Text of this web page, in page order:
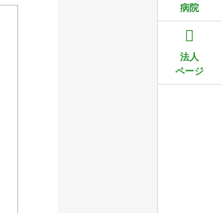
病院
法人
ページ